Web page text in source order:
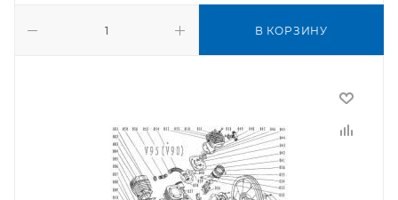
В КОРЗИНУ